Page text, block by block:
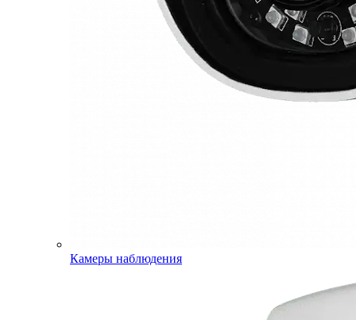
Камеры наблюдения